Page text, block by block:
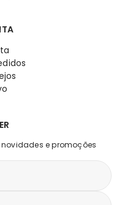
e promoções